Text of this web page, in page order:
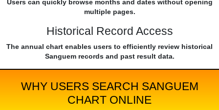
Users can quickly browse months and dates without opening
multiple pages.
Historical Record Access
The annual chart enables users to efficiently review historical
Sanguem records and past result data.
WHY USERS SEARCH SANGUEM
CHART ONLINE